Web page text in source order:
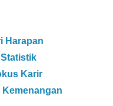
Harapan
Karir